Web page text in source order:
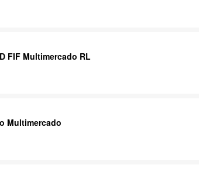
FIF Multimercado RL
Multimercado